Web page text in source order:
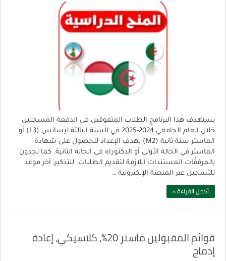
يستهدف هذا البرنامج الطلاب المتفوقين في الدفعة المسجلين
خلال العام الجامعي 2024-2025 في السنة الثالثة ليسانس (L3) أو
الماستر سنة ثانية (M2) بهدف الإعداد للحصول على شهادة
الماستر في الحالة الأولى أو الدكتوراه في الحالة الثانية. كما تجدون
بالمرفقًات المستندات اللازمة لتقديم الطلبات. للتذكير، آخر موعد
للتسجيل عبر المنصة الإلكترونية …
أكمل القراءة »
قوائم المقبولين ماستر 20%، كلاسيكي، إعادة
إدماج